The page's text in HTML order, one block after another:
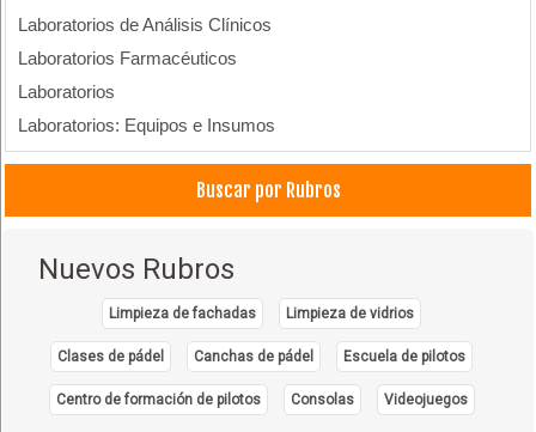
Laboratorios de Análisis Clínicos
Laboratorios Farmacéuticos
Laboratorios
Laboratorios: Equipos e Insumos
Limpieza Sanitaria
Limpieza, Fábrica de Productos de
Buscar por Rubros
Nuevos Rubros
Limpieza de fachadas Limpieza de vidrios
Clases de pádel Canchas de pádel Escuela de pilotos
Centro de formación de pilotos Consolas Videojuegos